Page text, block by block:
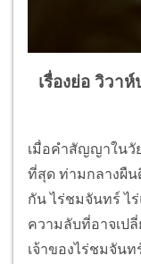
เรื่องย่อ วิวา
เมื่อคำสัญญาในวั
ที่สุด ท่ามกลางผืน
กัน ไร่ชมจันทร์ ไ
ความลับที่อาจเป
เจ้าของไร่ชมจัน